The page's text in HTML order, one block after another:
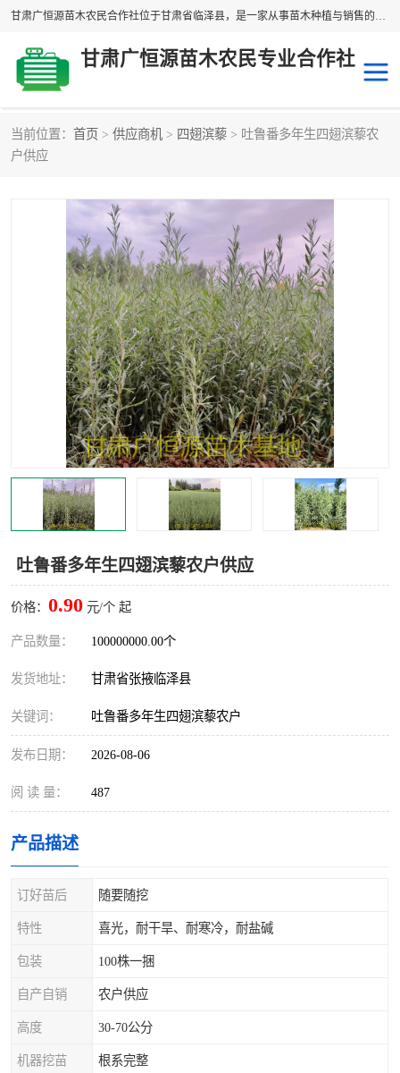
甘肃广恒源苗木农民合作社位于甘肃省临泽县，是一家从事苗木种植与销售的农民合作组织，合作社拥有苗木基地1500多亩，种植苗木品种40多个，年产各类苗木2000多万株。主营：白刺苗、红柳苗、梭梭苗等，我们以“种植一流的苗子，诚信经营”的经营理念，竭诚为每一位客户做优质的服务，欢迎来电咨询！
甘肃广恒源苗木农民专业合作社
当前位置： 首页 > 供应商机 > 四翅滨藜 > 吐鲁番多年生四翅滨藜农
户供应
吐鲁番多年生四翅滨藜农户供应
价格： 0.90 元/个 起
产品数量： 100000000.00个
发货地址： 甘肃省张掖临泽县
关键词： 吐鲁番多年生四翅滨藜农户
发布日期： 2026-08-06
阅 读 量： 487
产品描述
订好苗后 随要随挖
特性 喜光，耐干旱、耐寒冷，耐盐碱
包装 100株一捆
自产自销 农户供应
高度 30-70公分
机器挖苗 根系完整
新疆杨
圆冠榆 柠条
白刺苗
沙枣树 红柳苗
沙棘苗 柽柳苗
砂生槐 四翅滨藜